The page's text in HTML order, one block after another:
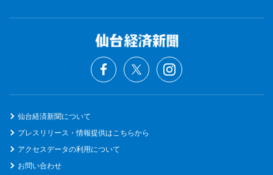
仙台経済新聞について
プレスリリース・情報提供はこちらから
アクセスデータの利用について
お問い合わせ